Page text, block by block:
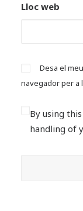
Lloc web
Desa el
navegador per a
By using
handling of